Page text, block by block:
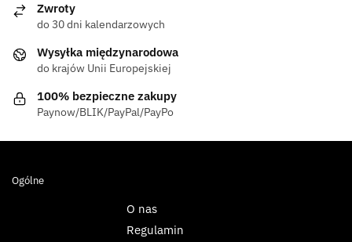
Zwroty
do 30 dni kalendarzowych
Wysyłka międzynarodowa
do krajów Unii Europejskiej
100% bezpieczne zakupy
Paynow/BLIK/PayPal/PayPo
Ogólne
O nas
Regulamin